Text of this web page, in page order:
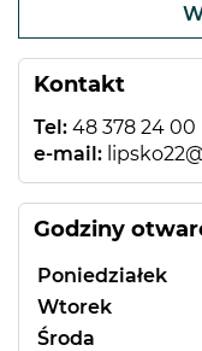
Kontakt
Tel: 48 378 24 00
e-mail:
Godziny
Poniedziałek
Wtorek
Środa
−